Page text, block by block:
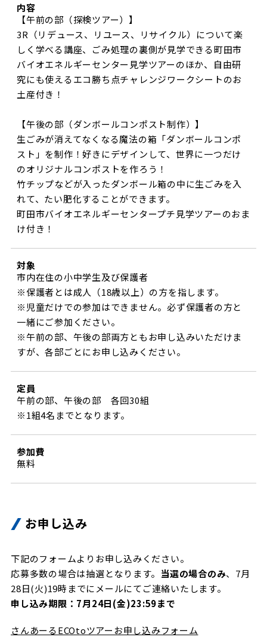
内容
【午前の部（探検ツアー）】
3R（リデュース、リユース、リサイクル）について楽
しく学べる講座、ごみ処理の裏側が見学できる町田市
バイオエネルギーセンター見学ツアーのほか、自由研
究にも使えるエコ勝ち点チャレンジワークシートのお
土産付き！
【午後の部（ダンボールコンポスト制作）】
生ごみが消えてなくなる魔法の箱「ダンボールコンポ
スト」を制作！好きにデザインして、世界に一つだけ
のオリジナルコンポストを作ろう！
竹チップなどが入ったダンボール箱の中に生ごみを入
れて、たい肥化することができます。
町田市バイオエネルギーセンタープチ見学ツアーのおま
け付き！
対象
市内在住の小中学生及び保護者
※保護者とは成人（18歳以上）の方を指します。
※児童だけでの参加はできません。必ず保護者の方と
一緒にご参加ください。
※午前の部、午後の部両方ともお申し込みいただけま
すが、各部ごとにお申し込みください。
定員
午前の部、午後の部 各回30組
※1組4名までとなります。
参加費
無料
お申し込み
下記のフォームよりお申し込みください。
応募多数の場合は抽選となります。 当選の場合のみ、7月
28日(火)19時までにメールにてご連絡いたします。
申し込み期限：7月24日(金)23:59まで
さんあーるECOtoツアーお申し込みフォーム